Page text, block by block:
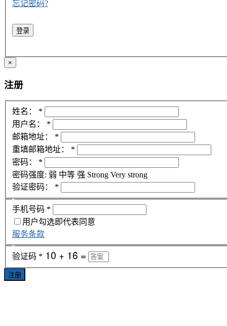
忘记密码?
登录
×
注册
姓名：
*
用户名：
*
邮箱地址：
*
重填邮箱地址：
*
密码：
*
密码强度: 弱 中等 强 Strong Very strong
验证密码：
*
手机号码 *
用户勾选即代表同意
服务条款
验证码 *
注册